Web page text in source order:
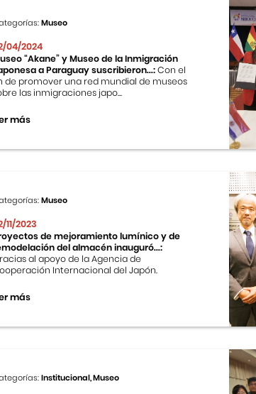
Museo
04/2024
“Akane” y Museo de la Inmigración
a Paraguay suscribieron...:Con el
de promover una red mundial de museos
las inmigraciones japo...
más
Museo
11/2023
de mejoramiento lumínico y de
del almacén inauguró...:
al apoyo de la Agencia de
Internacional del Japón.
más
Institucional, Museo